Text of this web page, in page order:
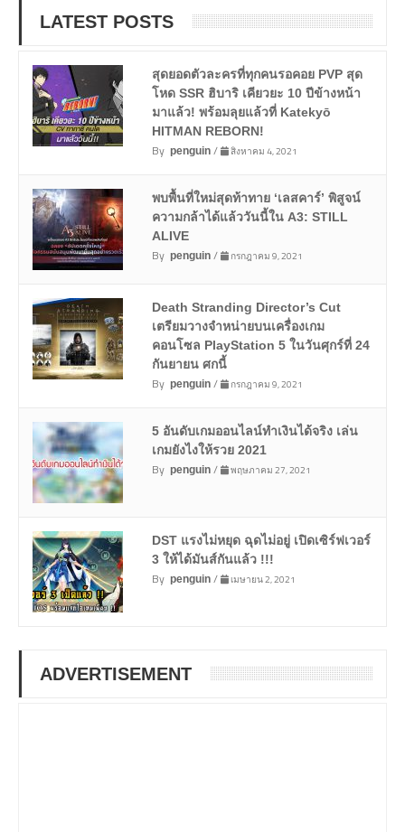
LATEST POSTS
สุดยอดตัวละครที่ทุกคนรอคอย PVP สุด
โหด SSR ฮิบาริ เคียวยะ 10 ปีข้างหน้า
มาแล้ว! พร้อมลุยแล้วที่ Katekyō
HITMAN REBORN!
By penguin/ สิงหาคม 4, 2021
พบพื้นที่ใหม่สุดท้าทาย ‘เลสคาร์’ พิสูจน์
ความกล้าได้แล้ววันนี้ใน A3: STILL
ALIVE
By penguin/ กรกฎาคม 9, 2021
Death Stranding Director’s Cut
เตรียมวางจำหน่ายบนเครื่องเกม
คอนโซล PlayStation 5 ในวันศุกร์ที่ 24
กันยายน ศกนี้
By penguin/ กรกฎาคม 9, 2021
5 อันดับเกมออนไลน์ทำเงินได้จริง เล่น
เกมยังไงให้รวย 2021
By penguin/ พฤษภาคม 27, 2021
DST แรงไม่หยุด ฉุดไม่อยู่ เปิดเซิร์ฟเวอร์
3 ให้ได้มันส์กันแล้ว !!!
By penguin/ เมษายน 2, 2021
ADVERTISEMENT